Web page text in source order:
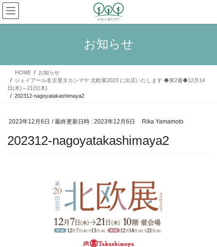
コ
ン
テ
ス
ナ
ビ
ゲ
ン
お知らせ
HOME
お知らせ
ジェイアール名古屋タカシマヤ 北欧展2023 に出店いたします ◆第2週◆12月14
日(木)～21日(木)
202312-nagoyatakashimaya2
2023年12月6日 / 最終更新日時 : 2023年12月6日 Rika Yamamoto
202312-nagoyatakashimaya2